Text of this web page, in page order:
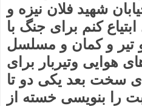
شهید فلان نیزه و
کنم برای جنگ با
و کمان و مسلسل
هوایی وتیربار برای
سخت بعد یکی دو تا
آ۴ تا کتابت را بنویسی خسته از